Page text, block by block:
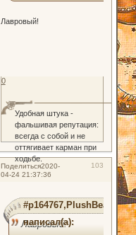
Лавровый!
Удобная штука -
фальшивая репутация:
всегда с собой и не
оттягивает карман при
ходьбе.
0
Поделиться 103
2020-
04-24 21:37:36
#p164767,PlushBear
написал(а):
Лавровый!